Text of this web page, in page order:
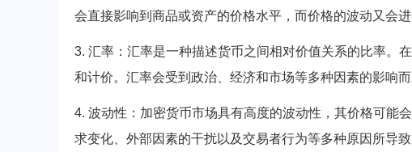
会直接影响到商品或资产的价格水平，而价格的波动又会
3. 汇率：汇率是一种描述货币之间相对价值关系的比率。
和计价。汇率会受到政治、经济和市场等多种因素的影响而
4. 波动性：加密货币市场具有高度的波动性，其价格可能
求变化、外部因素的干扰以及交易者行为等多种原因所导